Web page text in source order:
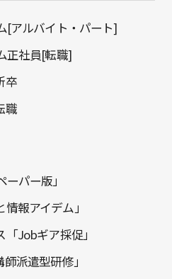
[アルバイト・パート]
正社員[転職]
卒
職
ーパー版」
報アイデム」
Jobギア採促」
派遣型研修」